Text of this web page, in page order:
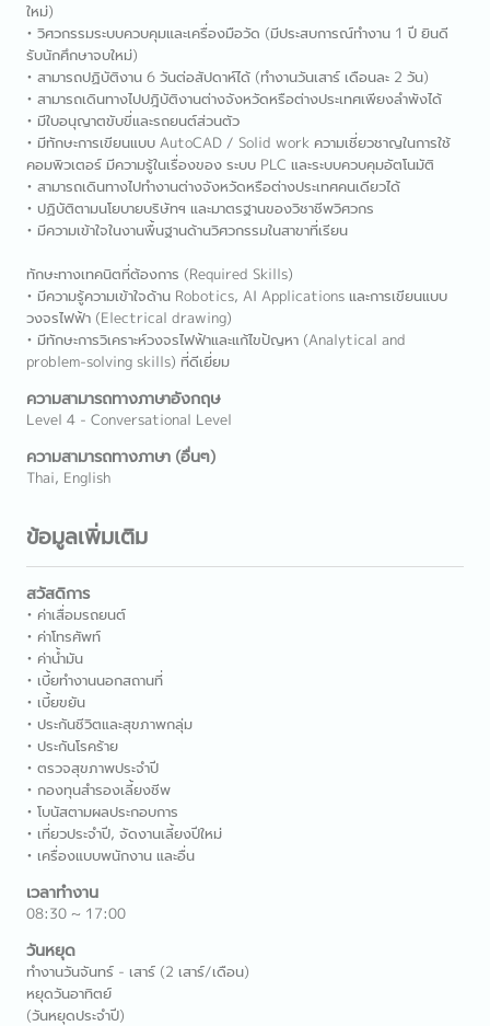
ใหม่)
• วิศวกรรมระบบควบคุมและเครื่องมือวัด (มีประสบการณ์ทำงาน 1 ปี ยินดี
รับนักศึกษาจบใหม่)
• สามารถปฏิบัติงาน 6 วันต่อสัปดาห์ได้ (ทำงานวันเสาร์ เดือนละ 2 วัน)
• สามารถเดินทางไปปฎิบัติงานต่างจังหวัดหรือต่างประเทศเพียงลำพังได้
• มีใบอนุญาตขับขี่และรถยนต์ส่วนตัว
• มีทักษะการเขียนแบบ AutoCAD / Solid work ความเชี่ยวชาญในการใช้
คอมพิวเตอร์ มีความรู้ในเรื่องของ ระบบ PLC และระบบควบคุมอัตโนมัติ
• สามารถเดินทางไปทำงานต่างจังหวัดหรือต่างประเทศคนเดียวได้
• ปฏิบัติตามนโยบายบริษัทฯ และมาตรฐานของวิชาชีพวิศวกร
• มีความเข้าใจในงานพื้นฐานด้านวิศวกรรมในสาขาที่เรียน
ทักษะทางเทคนิตที่ต้องการ (Required Skills)
• มีความรู้ความเข้าใจด้าน Robotics, AI Applications และการเขียนแบบ
วงจรไฟฟ้า (Electrical drawing)
• มีทักษะการวิเคราะห์วงจรไฟฟ้าและแก้ไขปัญหา (Analytical and
problem-solving skills) ที่ดีเยี่ยม
ความสามารถทางภาษาอังกฤษ
Level 4 - Conversational Level
ความสามารถทางภาษา (อื่นๆ)
Thai, English
ข้อมูลเพิ่มเติม
สวัสดิการ
• ค่าเสื่อมรถยนต์
• ค่าโทรศัพท์
• ค่าน้ำมัน
• เบี้ยทำงานนอกสถานที่
• เบี้ยขยัน
• ประกันชีวิตและสุขภาพกลุ่ม
• ประกันโรคร้าย
• ตรวจสุขภาพประจำปี
• กองทุนสำรองเลี้ยงชีพ
• โบนัสตามผลประกอบการ
• เที่ยวประจำปี, จัดงานเลี้ยงปีใหม่
• เครื่องแบบพนักงาน และอื่น
เวลาทำงาน
08:30 ~ 17:00
วันหยุด
ทำงานวันจันทร์ - เสาร์ (2 เสาร์/เดือน)
หยุดวันอาทิตย์
(วันหยุดประจำปี)